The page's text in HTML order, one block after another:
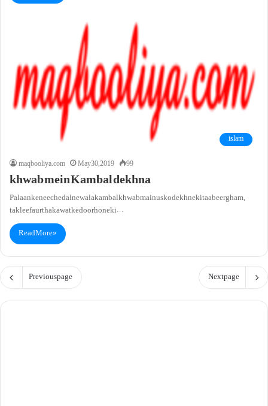
islam
maqbooliya.com
May 30, 2019 99
khwab mein Kambal dekhna
Palaan ke neeche dalne wala kambalkhwab main us ko dekhne ki taabeer gham,
takleef aur thakawat ke door hone ki…
Read More »
Previous page Next page